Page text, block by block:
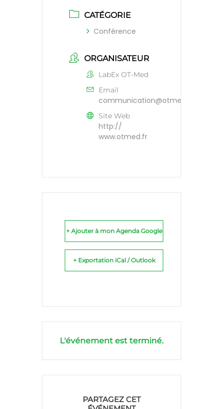
CATÉGORIE
Conférence
ORGANISATEUR
LabEx OT-Med
Email
communication@otmed.fr
Site Web
http://
www.otmed.fr
+ Ajouter à mon Agenda Google
+ Exportation iCal / Outlook
L'événement est terminé.
PARTAGEZ CET